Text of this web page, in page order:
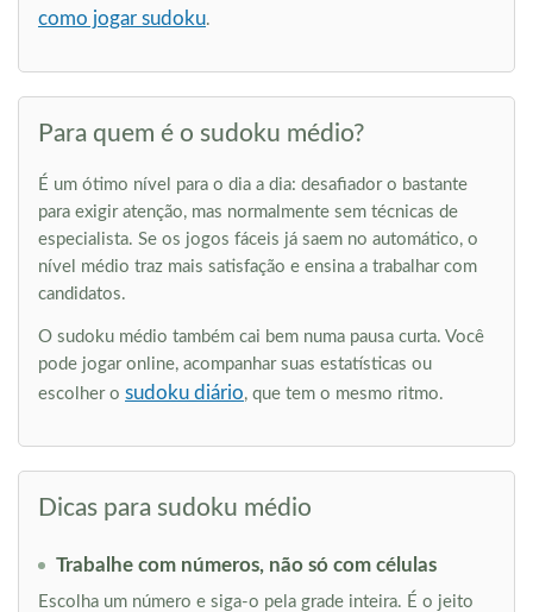
como jogar sudoku.
Para quem é o sudoku médio?
É um ótimo nível para o dia a dia: desafiador o bastante
para exigir atenção, mas normalmente sem técnicas de
especialista. Se os jogos fáceis já saem no automático, o
nível médio traz mais satisfação e ensina a trabalhar com
candidatos.
O sudoku médio também cai bem numa pausa curta. Você
pode jogar online, acompanhar suas estatísticas ou
escolher o sudoku diário, que tem o mesmo ritmo.
Dicas para sudoku médio
Trabalhe com números, não só com células
Escolha um número e siga-o pela grade inteira. É o jeito